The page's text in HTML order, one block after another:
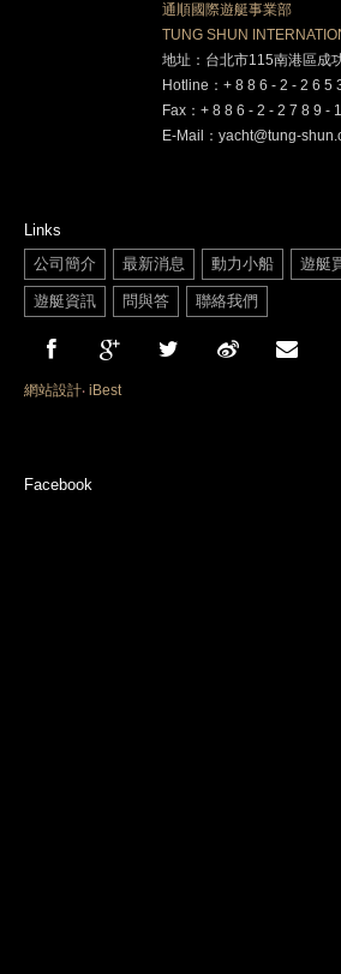
通順國際遊艇事業部
TUNG SHUN
地址：台北市115南港區成
Hotline：+ 8 8 6 - 2 - 2 6 5
Fax：+ 8 8 6 - 2 - 2 7 8 9 -
E-Mail：yacht@tung-
Links
公司簡介
最新消息 動力小船 遊艇
遊艇資訊 問與答 聯絡我們
網站設計‧ iBest
Facebook